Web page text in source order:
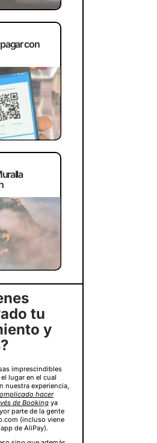
con
tu
y
imprescindibles
lugar en el cual
nuestra experiencia,
hacer
de Booking ya
parte de la gente
(incluso viene
de AliPay).